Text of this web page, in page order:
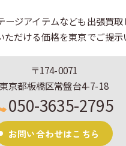
ジアイテムなども出張買
だける価格を東京でご提示
〒174-0071
東京都板橋区常盤台4-7-18
050-3635-2795
お問い合わせはこちら